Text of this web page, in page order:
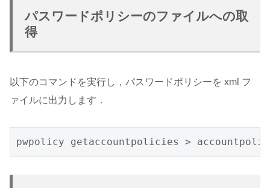
パスワードポリシーのファイルへの取
得
以下のコマンドを実行し，パスワードポリシーを xml フ
ァイルに出力します．
pwpolicy getaccountpolicies >